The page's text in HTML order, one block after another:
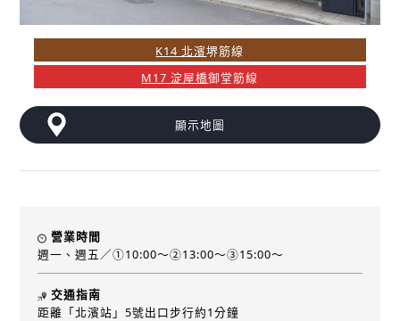
K14 北濱堺筋線
M17 淀屋橋御堂筋線
顯示地圖
營業時間
週一、週五／➀10:00～②13:00～➂15:00～
交通指南
距離「北濱站」5號出口步行約1分鐘